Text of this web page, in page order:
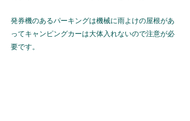
発券機のあるパーキングは機械に雨よけの屋根があ
ってキャンピングカーは大体入れないので注意が必
要です。